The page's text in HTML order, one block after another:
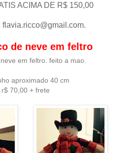
ACIMA DE R$ 150,00
flavia.ricco@gmail.com.
de neve em feltro
em feltro. feito a mao.
aproximado 40 cm
r$ 70,00 + frete